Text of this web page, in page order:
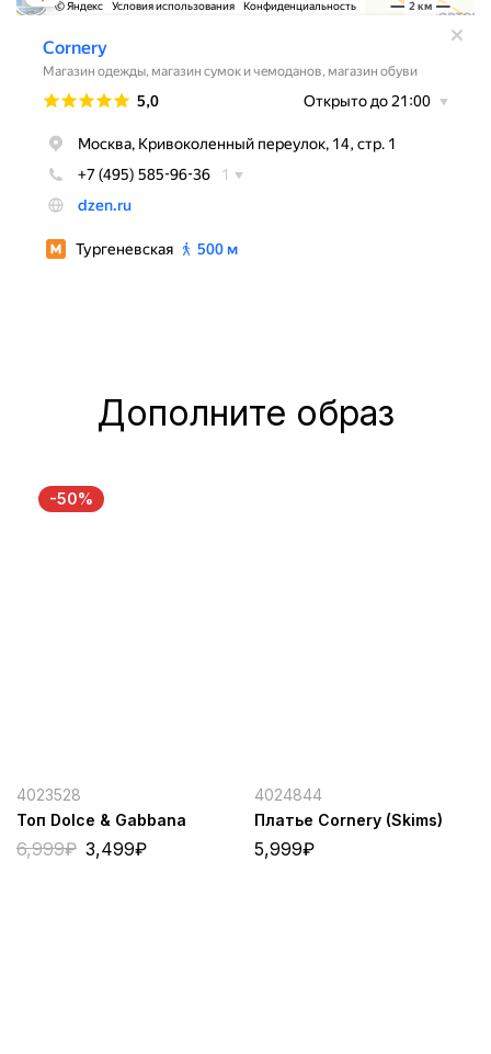
Дополните образ
-50%
4023528
Топ Dolce & Gabbana
6,999₽ 3,499₽
4024844
Платье Cornery (Skims)
5,999₽